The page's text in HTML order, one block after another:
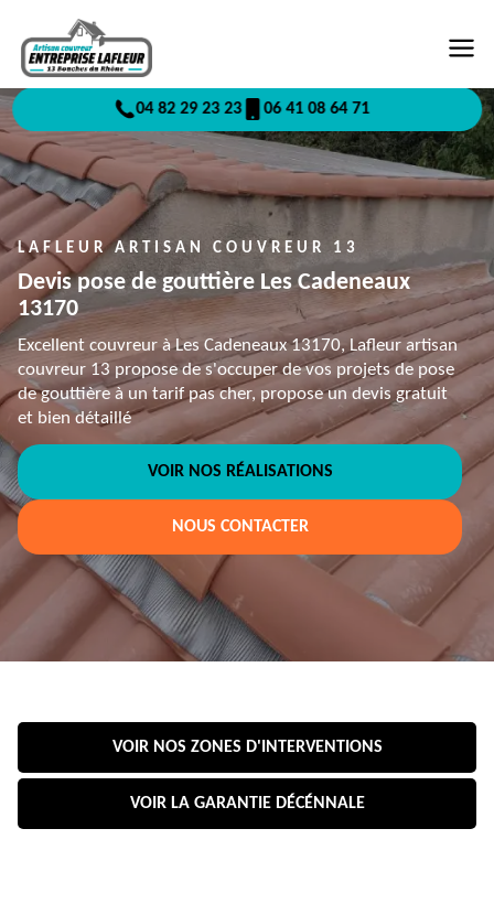
04 82 29 23 23 06 41 08 64 71
LAFLEUR ARTISAN COUVREUR 13
Devis pose de gouttière Les Cadeneaux
13170
Excellent couvreur à Les Cadeneaux 13170, Lafleur artisan
couvreur 13 propose de s'occuper de vos projets de pose
de gouttière à un tarif pas cher, propose un devis gratuit
et bien détaillé
VOIR NOS RÉALISATIONS
NOUS CONTACTER
VOIR NOS ZONES D'INTERVENTIONS
VOIR LA GARANTIE DÉCÉNNALE